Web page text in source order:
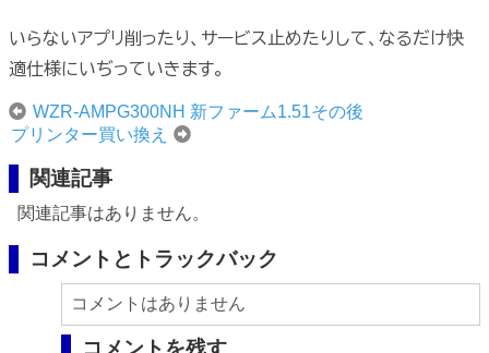
いらないアプリ削ったり、サービス止めたりして、なるだけ快
適仕様にいぢっていきます。
WZR-AMPG300NH 新ファーム1.51その後
プリンター買い換え
関連記事
関連記事はありません。
コメントとトラックバック
コメントはありません